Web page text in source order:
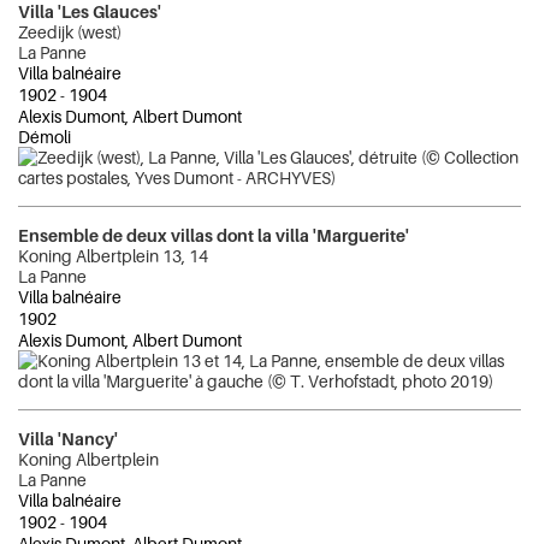
Villa 'Les Glauces'
Zeedijk (west)
La Panne
Villa balnéaire
1902- 1904
Alexis Dumont, Albert Dumont
Démoli
Ensemble de deux villas dont la villa 'Marguerite'
Koning Albertplein 13, 14
La Panne
Villa balnéaire
1902
Alexis Dumont, Albert Dumont
Villa 'Nancy'
Koning Albertplein
La Panne
Villa balnéaire
1902- 1904